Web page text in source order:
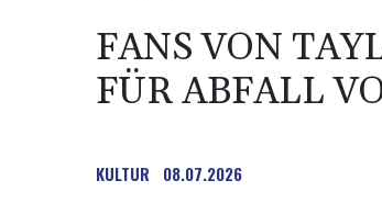
FANS VON
FÜR ABFALL
KULTUR 08.07.2026